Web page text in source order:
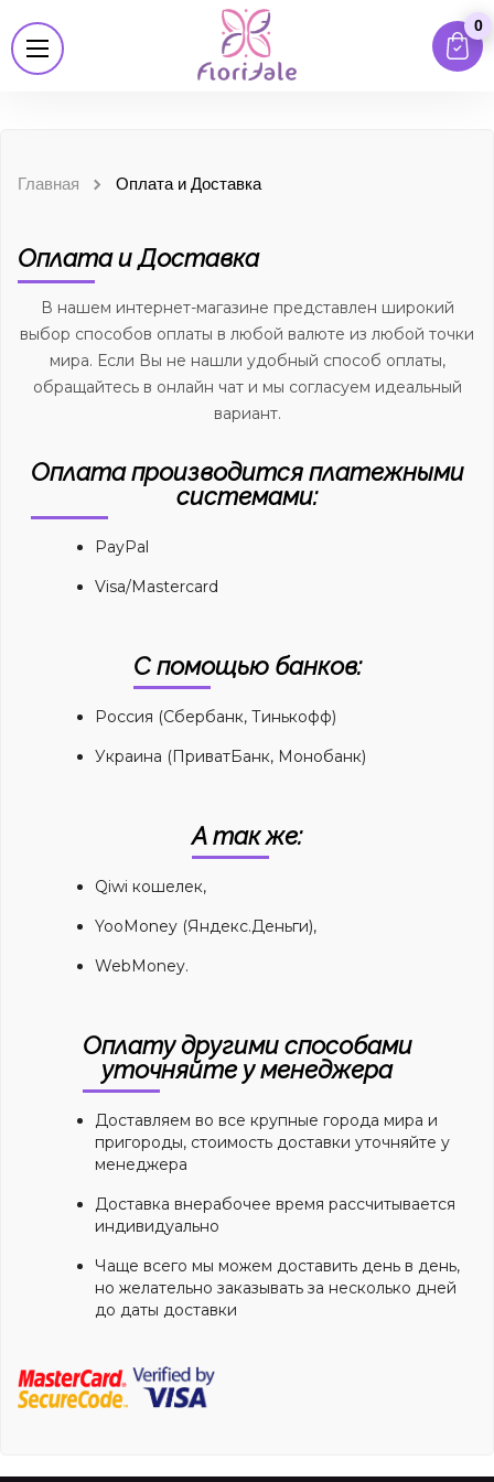
0
Главная Оплата и Доставка
Оплата и Доставка
В нашем интернет-магазине представлен широкий
выбор способов оплаты в любой валюте из любой точки
мира. Если Вы не нашли удобный способ оплаты,
обращайтесь в онлайн чат и мы согласуем идеальный
вариант.
Оплата производится платежными
системами:
PayPal
Visa/Mastercard
С помощью банков:
Россия (Сбербанк, Тинькофф)
Украина (ПриватБанк, Монобанк)
А так же:
Qiwi кошелек,
YooMoney (Яндекс.Деньги),
WebMoney.
Оплату другими способами
уточняйте у менеджера
Доставляем во все крупные города мира и
пригороды, стоимость доставки уточняйте у
менеджера
Доставка внерабочее время рассчитывается
индивидуально
Чаще всего мы можем доставить день в день,
но желательно заказывать за несколько дней
до даты доставки